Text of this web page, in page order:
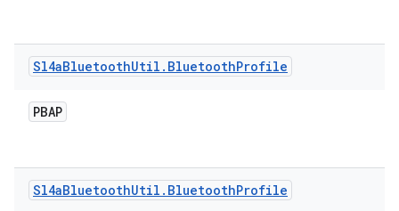
Sl4aBluetoothUtil . BluetoothProfile
PBAP
Sl4aBluetoothUtil . BluetoothProfile